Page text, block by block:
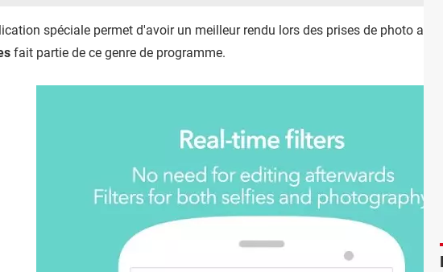
spéciale permet d'avoir un meilleur rendu lors des prises de photo
fait partie de ce genre de programme.